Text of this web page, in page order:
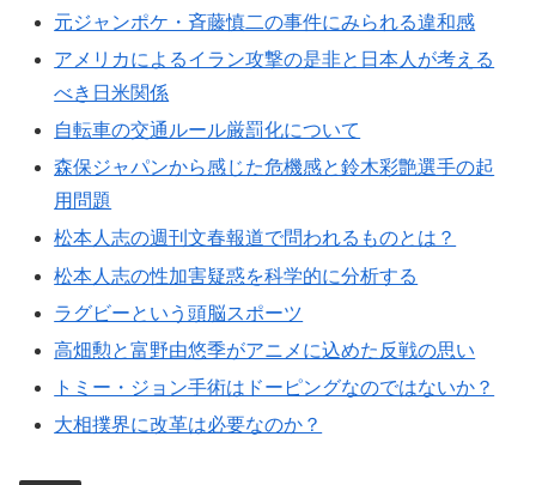
元ジャンポケ・斉藤慎二の事件にみられる違和感
アメリカによるイラン攻撃の是非と日本人が考える
べき日米関係
自転車の交通ルール厳罰化について
森保ジャパンから感じた危機感と鈴木彩艶選手の起
用問題
松本人志の週刊文春報道で問われるものとは？
松本人志の性加害疑惑を科学的に分析する
ラグビーという頭脳スポーツ
高畑勲と富野由悠季がアニメに込めた反戦の思い
トミー・ジョン手術はドーピングなのではないか？
大相撲界に改革は必要なのか？